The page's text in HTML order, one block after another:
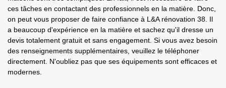
ces tâches en contactant des professionnels en la matière. Donc,
on peut vous proposer de faire confiance à L&A rénovation 38. Il
a beaucoup d'expérience en la matière et sachez qu'il dresse un
devis totalement gratuit et sans engagement. Si vous avez besoin
des renseignements supplémentaires, veuillez le téléphoner
directement. N'oubliez pas que ses équipements sont efficaces et
modernes.